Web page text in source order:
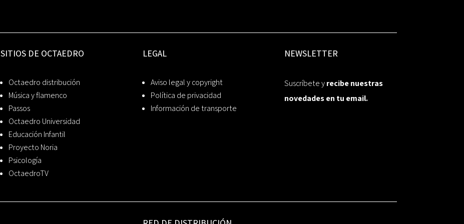
SITIOS DE OCTAEDRO
Octaedro distribución
Música y flamenco
Passos
Octaedro Universidad
Educación Infantil
Proyecto Noria
Psicología
OctaedroTV
LEGAL
Aviso legal y copyright
Política de privacidad
Información de transporte
NEWSLETTER
Suscríbete yrecibe nuestras
novedades en tu email.